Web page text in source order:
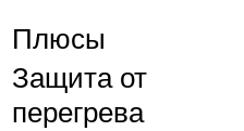
Плюсы
Защита от
перегрева